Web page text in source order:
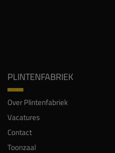
PLINTENFABRIEK
Over Plintenfabriek
Vacatures
Contact
Toonzaal